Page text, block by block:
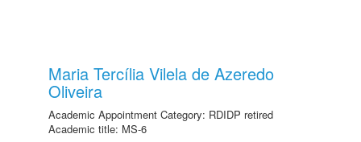
Maria Tercília Vilela de Azeredo
Oliveira
Academic Appointment Category: RDIDP retired
Academic title: MS-6